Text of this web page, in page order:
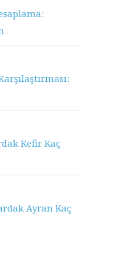
Kefir Kaç
Ayran Kaç